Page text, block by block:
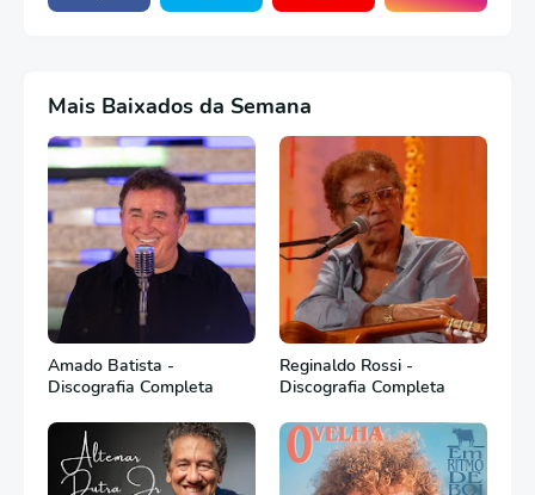
Mais Baixados da Semana
Amado Batista -
Discografia Completa
Reginaldo Rossi -
Discografia Completa